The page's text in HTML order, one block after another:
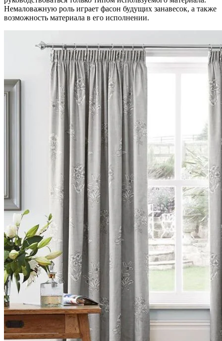
Немаловажную роль играет фасон будущих занавесок, а также
возможность материала в его исполнении.